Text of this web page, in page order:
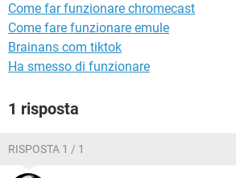
Come far funzionare chromecast
Come fare funzionare emule
Brainans com tiktok
Ha smesso di funzionare
1 risposta
RISPOSTA 1 / 1